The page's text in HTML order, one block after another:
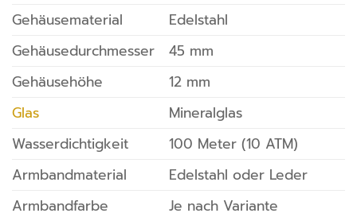
Gehäusematerial
Edelstahl
Gehäusedurchmesser
45 mm
Gehäusehöhe
12 mm
Glas
Mineralglas
Wasserdichtigkeit
100 Meter (10 ATM)
Armbandmaterial
Edelstahl oder Leder
Armbandfarbe
Je nach Variante